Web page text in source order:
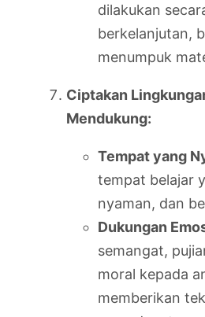
dilakukan
berkelanjutan,
menumpuk
Ciptakan
Mendukung:
Tempat yang
tempat belajar
nyaman, dan
Dukungan
semangat,
moral kepada
memberikan